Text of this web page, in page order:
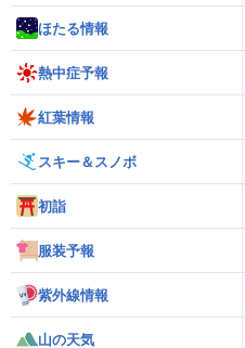
ほたる情報
熱中症予報
紅葉情報
スキー＆スノボ
初詣
服装予報
紫外線情報
山の天気